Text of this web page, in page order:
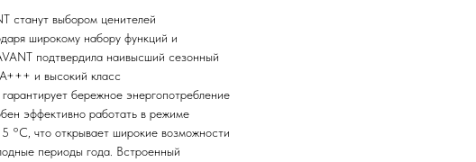
станут выбором ценителей
широкому набору функций и
подтвердила наивысший сезонный
и высокий класс
бережное энергопотребление
эффективно работать в режиме
°C, что открывает широкие возможности
периоды года. Встроенный